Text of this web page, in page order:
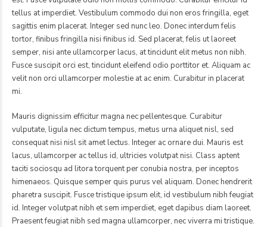
tellus at imperdiet. Vestibulum commodo dui non eros fringilla, eget
sagittis enim placerat. Integer sed nunc leo. Donec interdum felis
tortor, finibus fringilla nisi finibus id. Sed placerat, felis ut laoreet
semper, nisi ante ullamcorper lacus, at tincidunt elit metus non nibh.
Fusce suscipit orci est, tincidunt eleifend odio porttitor et. Aliquam ac
velit non orci ullamcorper molestie at ac enim. Curabitur in placerat
mi.
Mauris dignissim efficitur magna nec pellentesque. Curabitur
vulputate, ligula nec dictum tempus, metus urna aliquet nisl, sed
consequat nisi nisl sit amet lectus. Integer ac ornare dui. Mauris est
lacus, ullamcorper ac tellus id, ultricies volutpat nisi. Class aptent
taciti sociosqu ad litora torquent per conubia nostra, per inceptos
himenaeos. Quisque semper quis purus vel aliquam. Donec hendrerit
pharetra suscipit. Fusce tristique ipsum elit, id vestibulum nibh feugiat
id. Integer volutpat nibh et sem imperdiet, eget dapibus diam laoreet.
Praesent feugiat nibh sed magna ullamcorper, nec viverra mi tristique.